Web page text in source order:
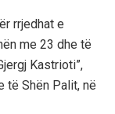
rrjedhat e
me 23 dhe të
Kastrioti”,
të Shën Palit, në